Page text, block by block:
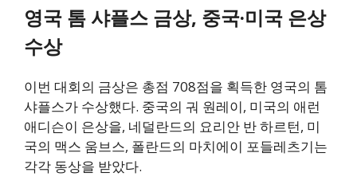
영국 톰 샤플스 금상, 중국·미국 은상
수상
이번 대회의 금상은 총점 708점을 획득한 영국의 톰
샤플스가 수상했다. 중국의 궈 원레이, 미국의 애런
애디슨이 은상을, 네덜란드의 요리안 반 하르턴, 미
국의 맥스 움브스, 폴란드의 마치에이 포들레츠기는
각각 동상을 받았다.